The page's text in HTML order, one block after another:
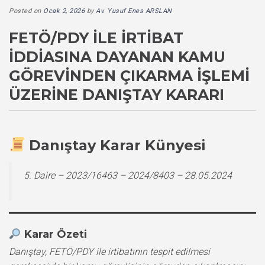
Posted on Ocak 2, 2026byAv. Yusuf Enes ARSLAN
FETÖ/PDY İLE İRTIBAT
İDDIASINA DAYANAN KAMU
GÖREVINDEN ÇIKARMA İŞLEMI
ÜZERINE DANIŞTAY KARARI
Danıştay Karar Künyesi
5. Daire – 2023/16463 – 2024/8403 – 28.05.2024
Karar Özeti
Danıştay, FETÖ/PDY ile irtibatının tespit edilmesi